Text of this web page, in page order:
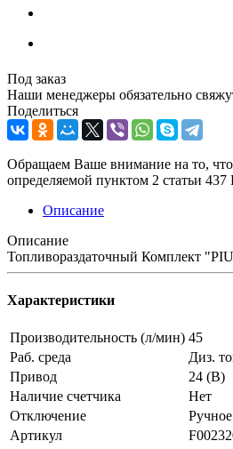
Под заказ
Наши менеджеры обязательно
Поделиться
Обращаем Ваше внимание на то, что
определяемой пунктом 2 статьи
Описание
Описание
Топливораздаточный Комплект
Характеристики
Производительность (л/мин) 45
Раб. среда
Диз.
Привод
24 (В)
Наличие счетчика
Нет
Отключение
Ручное
Артикул